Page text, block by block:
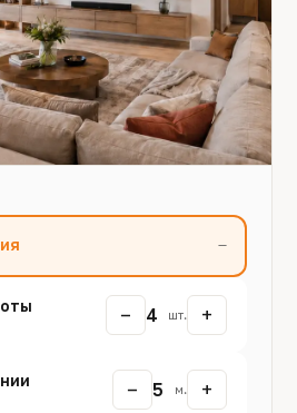
—
− 4 шт. +
− 5 м. +